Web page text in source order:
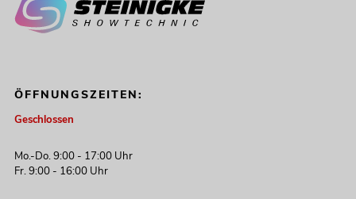
ÖFFNUNGSZEITEN:
Geschlossen
Mo.-Do. 9:00 - 17:00 Uhr
Fr. 9:00 - 16:00 Uhr